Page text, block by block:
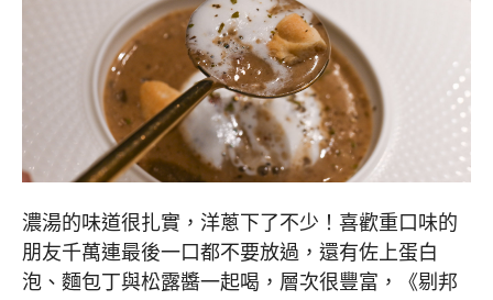
濃湯的味道很扎實，洋蔥下了不少！喜歡重口味的
朋友千萬連最後一口都不要放過，還有佐上蛋白
泡、麵包丁與松露醬一起喝，層次很豐富，《剔邦